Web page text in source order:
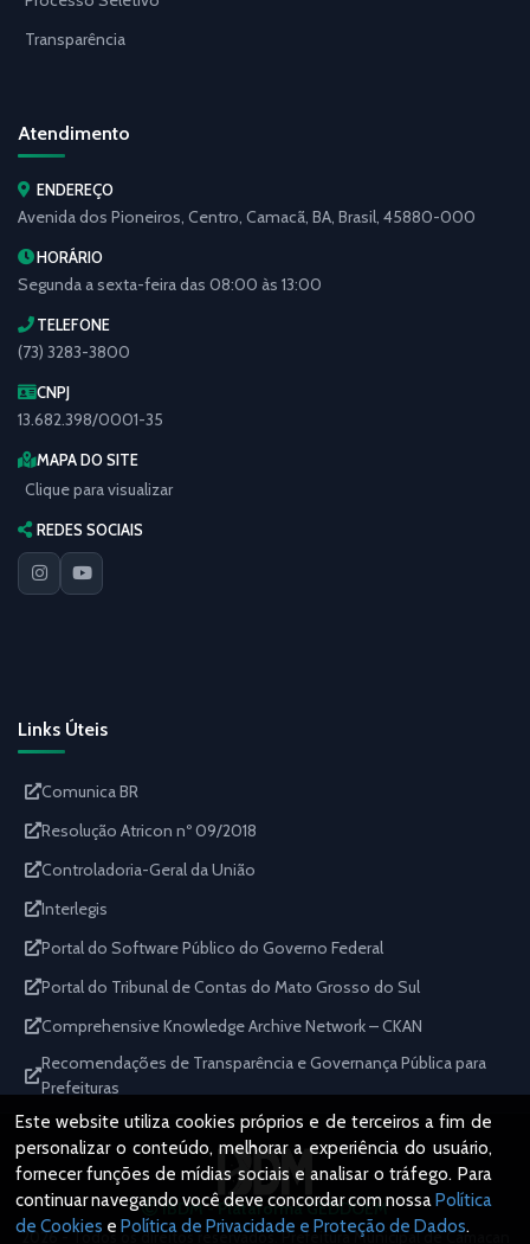
Transparência
Atendimento
ENDEREÇO
Avenida dos Pioneiros, Centro, Camacã, BA, Brasil, 45880-000
HORÁRIO
Segunda a sexta-feira das 08:00 às 13:00
TELEFONE
(73) 3283-3800
CNPJ
13.682.398/0001-35
MAPA DO SITE
Clique para visualizar
REDES SOCIAIS
Links Úteis
Comunica BR
Resolução Atricon nº 09/2018
Controladoria-Geral da União
Interlegis
Portal do Software Público do Governo Federal
Portal do Tribunal de Contas do Mato Grosso do Sul
Comprehensive Knowledge Archive Network – CKAN
Recomendações de Transparência e Governança Pública para
Prefeituras
IBDM - Plataforma GEDDOEM
2026 - Todos os direitos reservados. Prefeitura Municipal de Camacan
Este website utiliza cookies próprios e de terceiros a fim de
personalizar o conteúdo, melhorar a experiência do usuário,
fornecer funções de mídias sociais e analisar o tráfego. Para
continuar navegando você deve concordar com nossaPolítica
de Cookies e Política de Privacidade e Proteção de Dados.